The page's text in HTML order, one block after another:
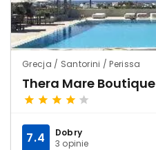
Grecja / Santorini / Perissa
Thera Mare Boutique
Dobry
3 opinie
7.4